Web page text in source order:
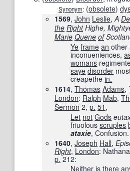
Synonym: (obsolete)
1569, John Leslie,A
the RightHighe,
Marie Quene of
Ye frame an
inconueniences,
womans
saye disorder
creapethein.
1614, Thomas Adams,
London: Ralph Mab,
Sermon 2, p. 51 ,
Let not Gods
friuolousscruples
ataxie, Confusion.
1640, Joseph Hall,
Right‎, London:
p. 212:
Neitheris there